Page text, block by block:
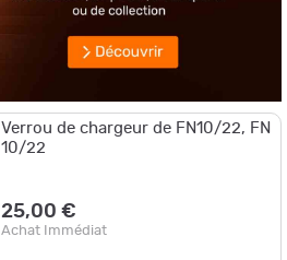
Verrou de chargeur de FN10/22, FN
10/22
25,00 €
Achat Immédiat